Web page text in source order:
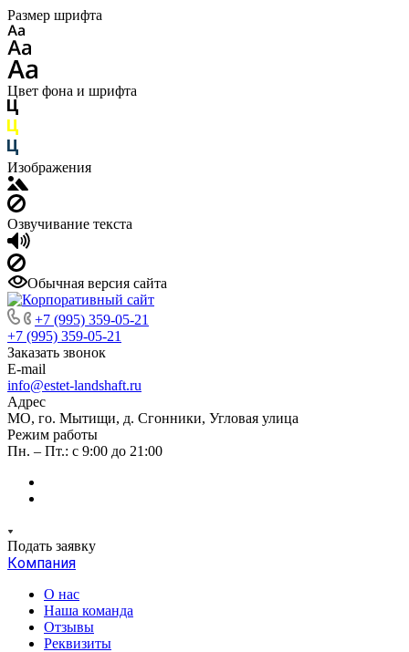
Размер шрифта
Цвет фона и шрифта
Изображения
Озвучивание текста
Обычная версия сайта
+7 (995) 359-05-21
+7 (995) 359-05-21
Заказать звонок
E-mail
info@estet-landshaft.ru
Адрес
МО, го. Мытищи, д. Сгонники, Угловая улица
Режим работы
Пн. – Пт.: с 9:00 до 21:00
Подать заявку
Компания
О нас
Наша команда
Отзывы
Реквизиты